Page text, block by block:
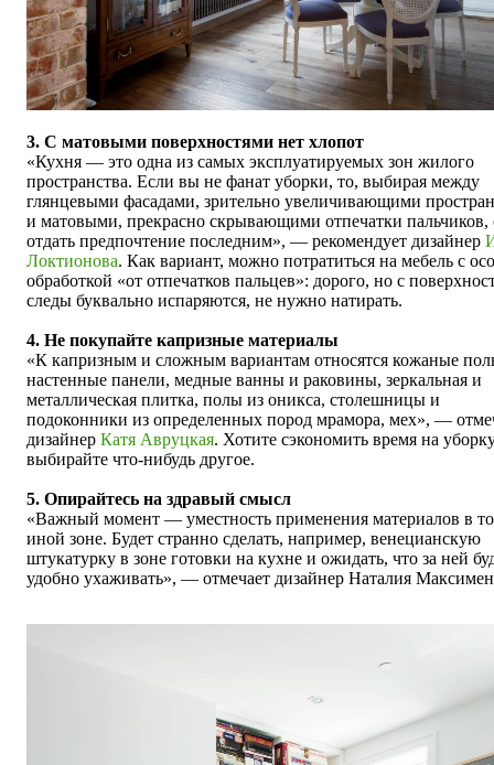
3. С матовыми поверхностями нет хлопот
«Кухня — это одна из самых эксплуатируемых зон жилого
пространства. Если вы не фанат уборки, то, выбирая между
глянцевыми фасадами, зрительно увеличивающими
и матовыми, прекрасно скрывающими отпечатки пальчиков,
отдать предпочтение последним», — рекомендует дизайнер
Локтионова. Как вариант, можно потратиться на мебель с
обработкой «от отпечатков пальцев»: дорого, но с
следы буквально испаряются, не нужно натирать.
4. Не покупайте капризные материалы
«К капризным и сложным вариантам относятся кожаные
настенные панели, медные ванны и раковины, зеркальная и
металлическая плитка, полы из оникса, столешницы и
подоконники из определенных пород мрамора, мех», —
дизайнер Катя Авруцкая. Хотите сэкономить время на
выбирайте что-нибудь другое.
5. Опирайтесь на здравый смысл
«Важный момент — уместность применения материалов в
иной зоне. Будет странно сделать, например, венецианскую
штукатурку в зоне готовки на кухне и ожидать, что за ней
удобно ухаживать», — отмечает дизайнер Наталия